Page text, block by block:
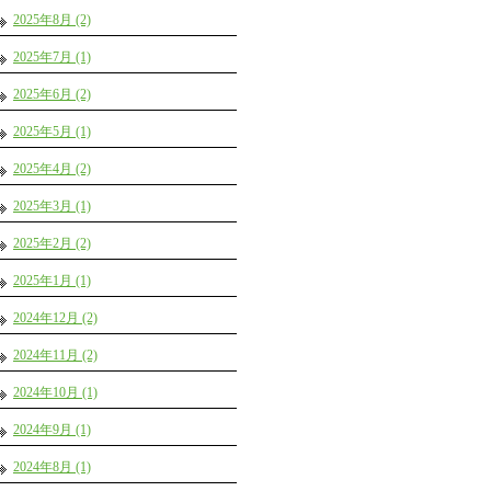
2025年8月 (2)
2025年7月 (1)
2025年6月 (2)
2025年5月 (1)
2025年4月 (2)
2025年3月 (1)
2025年2月 (2)
2025年1月 (1)
2024年12月 (2)
2024年11月 (2)
2024年10月 (1)
2024年9月 (1)
2024年8月 (1)